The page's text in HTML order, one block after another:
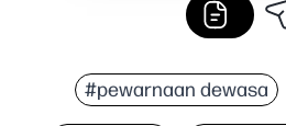
#pewarnaan dewasa